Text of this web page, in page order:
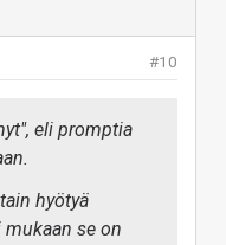
#10
eli promptia
hyötyä
se on